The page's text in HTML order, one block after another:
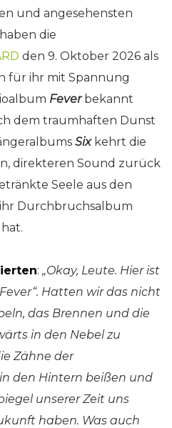
und angesehensten
die
den 9. Oktober 2026 als
für ihr mit Spannung
Feverbekannt
dem traumhaften Dunst
Sixkehrt die
direkteren Sound zurück
Seele aus den
Durchbruchsalbum
: „Okay, Leute. Hier ist
Fever“. Hatten wir das nicht
das Brennen und die
in den Nebel zu
Zähne der
den Hintern beißen und
unserer Zeit uns
haben. Was auch